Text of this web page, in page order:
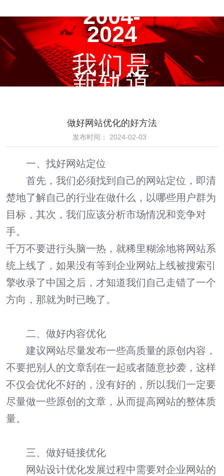
2004-
2024
我们是
新轨道
做好网站优化的好方法
发布时间： 2024-02-03
一、找好网站定位
首先，我们必须找到自己的网站定位，即清
楚地了解自己的行业在做什么，以哪些用户群为
目标，其次，我们应该分析市场情况和竞争对
手。
千万不要进行头脑一热，就稀里糊涂地将网站系
统上线了，如果没有等到企业网站上线被搜索引
擎收录了中国之后，才知道我们自己走错了一个
方向，那就为时已晚了。
二、做好内容优化
建议网站尽量发布一些高质量的原创内容，
不要把别人的文章刮在一起或者随意抄袭，这样
不仅会优化不好的，没有好的，所以我们一定要
尽量做一些原创的文章，从而提高网站的整体质
量。
三、做好链接优化
网站设计优化发展过程中需要对企业网站的